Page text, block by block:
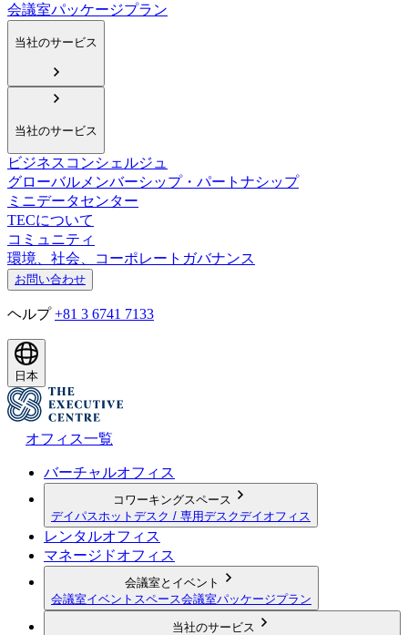
会議室パッケージプラン
当社のサービス
当社のサービス
ビジネスコンシェルジュ
グローバルメンバーシップ・パートナシップ
ミニデータセンター
TECについて
コミュニティ
環境、社会、コーポレートガバナンス
お問い合わせ
ヘルプ +81 3 6741 7133
日本
オフィス一覧
バーチャルオフィス
コワーキングスペース
デイパス ホットデスク / 専用デスクデイオフィス
レンタルオフィス
マネージドオフィス
会議室とイベント
会議室イベントスペース会議室パッケージプラン
当社のサービス